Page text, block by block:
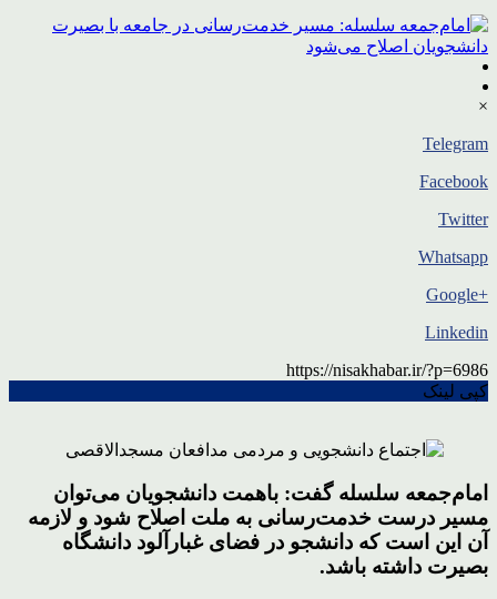
×
Telegram
Facebook
Twitter
Whatsapp
+Google
Linkedin
https://nisakhabar.ir/?p=6986
کپی لینک
امام‌جمعه سلسله گفت: باهمت دانشجویان می‌توان
مسیر درست خدمت‌رسانی به ملت اصلاح شود و لازمه
آن این است که دانشجو در فضای غبارآلود دانشگاه
بصیرت داشته باشد.